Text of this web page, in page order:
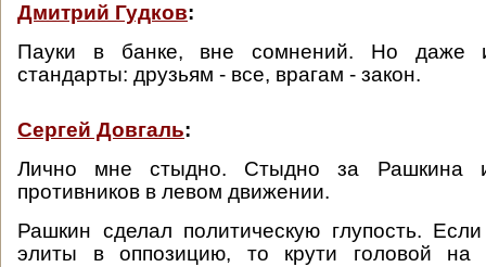
Дмитрий Гудков:
Пауки в банке, вне сомнений. Но даже
стандарты: друзьям - все, врагам - закон.
Сергей Довгаль:
Лично мне стыдно. Стыдно за Рашкина
противников в левом движении.
Рашкин сделал политическую глупость.
элиты в оппозицию, то крути головой на